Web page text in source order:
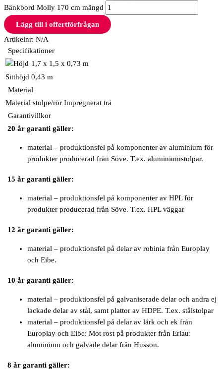
Bänkbord Molly 170 cm mängd
Lägg till i offertförfrågan
Artikelnr: N/A
Specifikationer
1,7 x 1,5 x 0,73 m
Sitthöjd 0,43 m
Material
Material stolpe/rör Impregnerat trä
Garantivillkor
20 år garanti gäller:
material – produktionsfel på komponenter av aluminium för
produkter producerad från Söve. T.ex. aluminiumstolpar.
15 år garanti gäller:
material – produktionsfel på komponenter av HPL för
produkter producerad från Söve. T.ex. HPL väggar
12 år garanti gäller:
material – produktionsfel på delar av robinia från Europlay
och Eibe.
10 år garanti gäller:
material – produktionsfel på galvaniserade delar och andra ej
lackade delar av stål, samt plattor av HDPE. T.ex. stålstolpar
material – produktionsfel på delar av lärk och ek från
Europlay och Eibe: Mot rost på produkter från Erlau:
aluminium och galvade delar från Husson.
8 år garanti gäller: